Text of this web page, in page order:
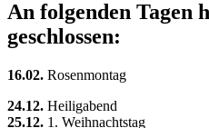
An folgenden Tagen
geschlossen:
16.02. Rosenmontag
24.12. Heiligabend
25.12. 1. Weihnachtstag